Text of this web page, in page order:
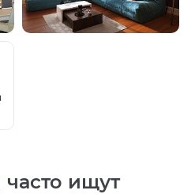
часто ищут